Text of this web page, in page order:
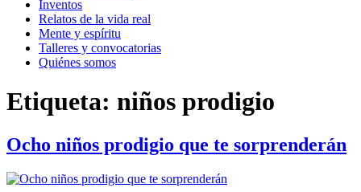
Inventos
Relatos de la vida real
Mente y espíritu
Talleres y convocatorias
Quiénes somos
Etiqueta: niños prodigio
Ocho niños prodigio que te sorprenderán